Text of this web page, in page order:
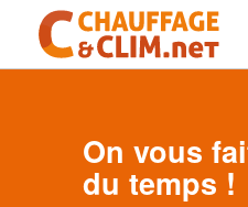
On vous
du temps !